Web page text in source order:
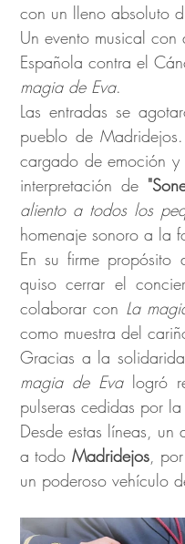
con un lleno absoluto
Un evento musical
Española contra el
magia de Eva.
Las entradas se
pueblo de
cargado de emoción y
interpretación de
aliento a todos los
homenaje sonoro a la
En su firme propósito
quiso cerrar el
colaborar con La
como muestra del
Gracias a la
magia de Eva logró
pulseras cedidas por
Desde estas líneas, un
a todo Madridejos, por
un poderoso vehículo